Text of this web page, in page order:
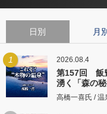
日別 月別
1 2026.08.4
第157回 飯
湧く「森の秘
高橋一喜氏 / 温